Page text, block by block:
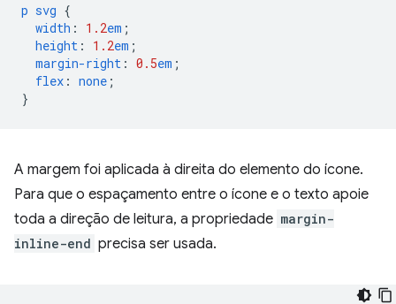
p svg {
width : 1.2em ;
height : 1.2em ;
margin-right : 0.5em ;
flex : none ;
}
A margem foi aplicada à direita do elemento do ícone.
Para que o espaçamento entre o ícone e o texto apoie
toda a direção de leitura, a propriedade margin-
inline-end precisa ser usada.